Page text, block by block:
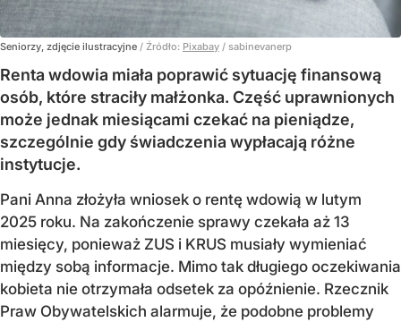
Seniorzy, zdjęcie ilustracyjne / Źródło: Pixabay / sabinevanerp
Renta wdowia miała poprawić sytuację finansową
osób, które straciły małżonka. Część uprawnionych
może jednak miesiącami czekać na pieniądze,
szczególnie gdy świadczenia wypłacają różne
instytucje.
Pani Anna złożyła wniosek o rentę wdowią w lutym
2025 roku. Na zakończenie sprawy czekała aż 13
miesięcy, ponieważ ZUS i KRUS musiały wymieniać
między sobą informacje. Mimo tak długiego oczekiwania
kobieta nie otrzymała odsetek za opóźnienie. Rzecznik
Praw Obywatelskich alarmuje, że podobne problemy